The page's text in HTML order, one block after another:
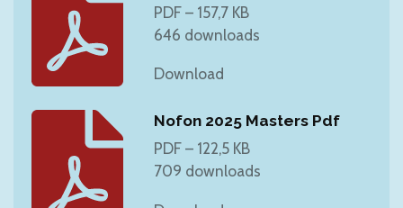
PDF – 157,7 KB
646 downloads
Download
Nofon 2025 Masters Pdf
PDF – 122,5 KB
709 downloads